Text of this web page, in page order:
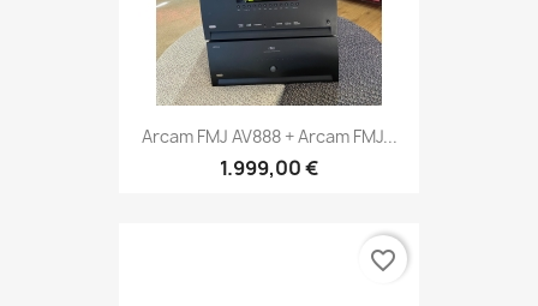
Arcam FMJ AV888 + Arcam FMJ...
1.999,00 €
favorite_border